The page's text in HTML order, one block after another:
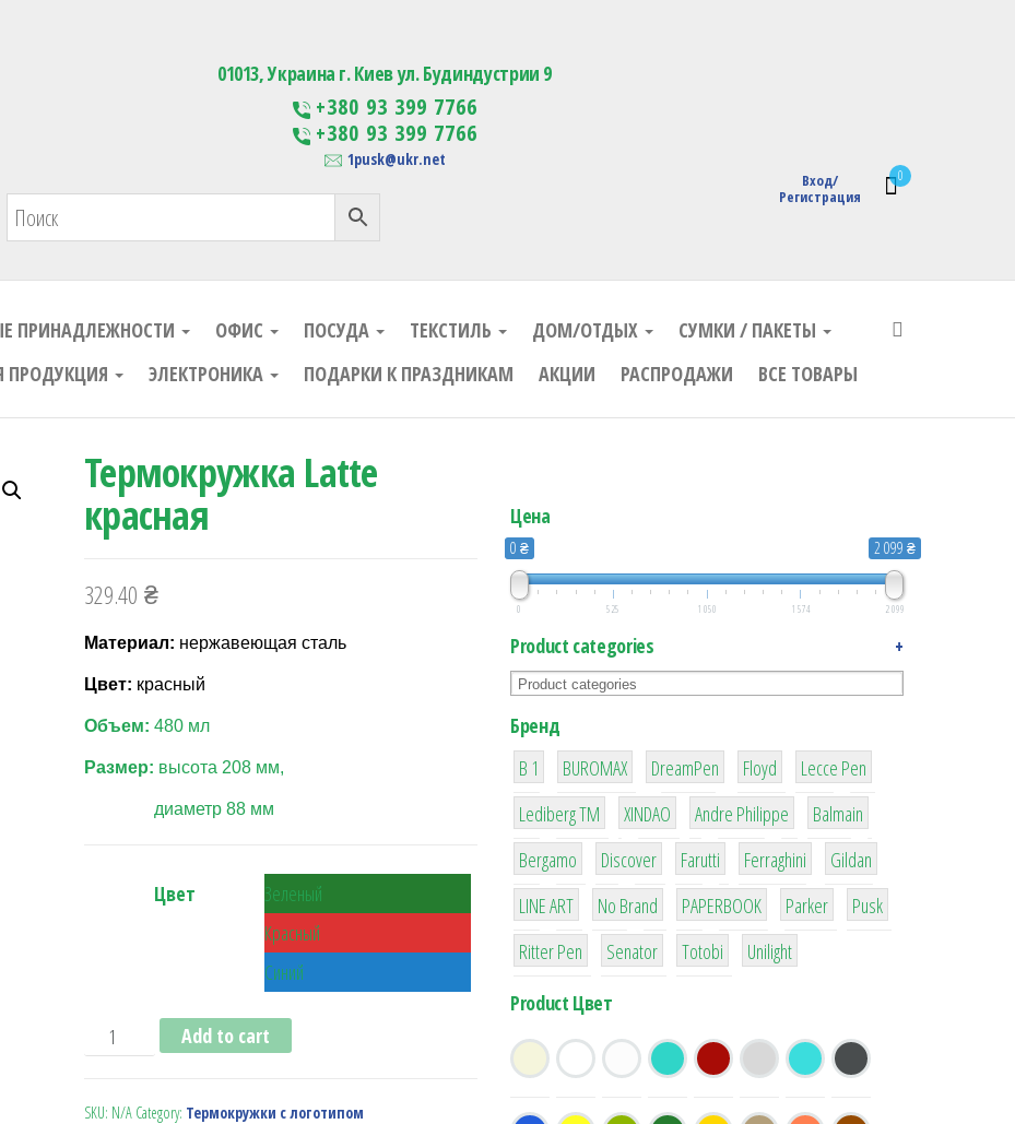
Изготовление сувенирной продукции с логотипом
0
Вход/
Регистрация
01013, Украина г. Киев ул. Будиндустрии 9
+380 93 399 7766
+380 93 399 7766
1pusk@ukr.net
ПРИНАДЛЕЖНОСТИ ОФИС ПОСУДА ТЕКСТИЛЬ ДОМ/ОТДЫХ
СУМКИ / ПАКЕТЫ
ПРОДУКЦИЯ ЭЛЕКТРОНИКА ПОДАРКИ К ПРАЗДНИКАМ АКЦИИ РАСПРОДАЖИ ВСЕ ТОВАРЫ
Термокружка Latte
красная
329.40 ₴
Материал: нержавеющая сталь
Цвет: красный
Объем: 480 мл
Размер: высота 208 мм,
диаметр 88 мм
Цвет
Зеленый
Красный
Синий
Термокружка Latte красная quantity
Add to cart
SKU: N/A Category: Термокружки с логотипом
Цена
0 ₴ 2 099 ₴
0 525 1 050 1 574 2 099
Product categories +
Бренд
B 1
1
BUROMAX
1
DreamPen
2
Floyd
2
Lecce Pen
3
Lediberg ТМ
3
XINDAO
1
Andre Philippe
4
Balmain
26
Bergamo
64
Discover
299
Farutti
4
Ferraghini
42
Gildan
4
LINE ART
90
No Brand
8
PAPERBOOK
6
Parker
2
Pusk
22
Ritter Pen
15
Senator
43
Totobi
1
Unilight
Product Цвет